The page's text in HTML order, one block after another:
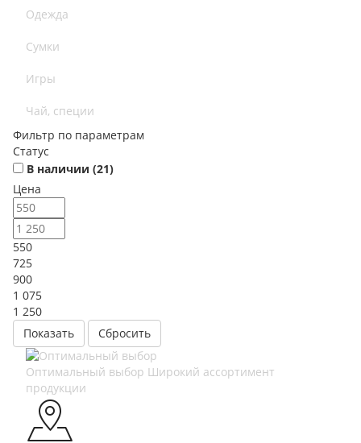
Одежда
Сумки
Игры
Чай, специи
Фильтр по параметрам
Статус
В наличии (21)
Цена
550
725
900
1 075
1 250
Сбросить
Оптимальный выбор Широкий ассортимент
продукции